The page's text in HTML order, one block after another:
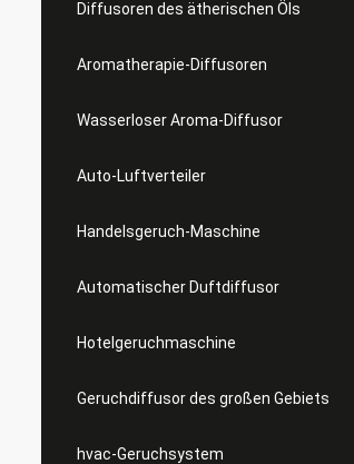
Diffusoren des ätherischen Öls
Aromatherapie-Diffusoren
Wasserloser Aroma-Diffusor
Auto-Luftverteiler
Handelsgeruch-Maschine
Automatischer Duftdiffusor
Hotelgeruchmaschine
Geruchdiffusor des großen Gebiets
hvac-Geruchsystem